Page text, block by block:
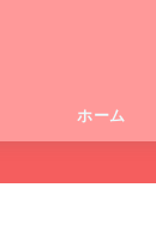
ホーム